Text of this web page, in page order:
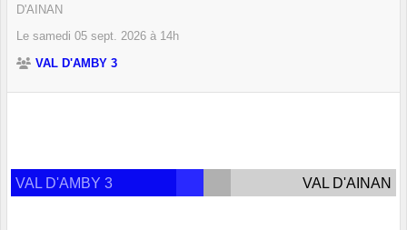
D'AINAN
Le samedi 05 sept. 2026 à 14h
VAL D'AMBY 3
VAL D'AMBY 3 VAL D'AINAN